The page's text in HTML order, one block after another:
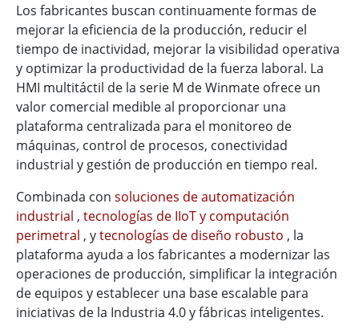
Los fabricantes buscan continuamente formas de
mejorar la eficiencia de la producción, reducir el
tiempo de inactividad, mejorar la visibilidad operativa
y optimizar la productividad de la fuerza laboral. La
HMI multitáctil de la serie M de Winmate ofrece un
valor comercial medible al proporcionar una
plataforma centralizada para el monitoreo de
máquinas, control de procesos, conectividad
industrial y gestión de producción en tiempo real.
Combinada con soluciones de automatización
industrial , tecnologías de IIoT y computación
perimetral , ytecnologías de diseño robusto , la
plataforma ayuda a los fabricantes a modernizar las
operaciones de producción, simplificar la integración
de equipos y establecer una base escalable para
iniciativas de la Industria 4.0 y fábricas inteligentes.